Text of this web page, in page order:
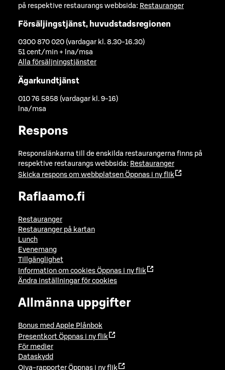
på respektive restaurangs webbsida: Restauranger
Försäljingstjänst, huvudstadsregionen
0300 870 020 (vardagar kl. 8.30-16.30)
51 cent/min + lna/msa
Alla försäljningstjänster
Ägarkundtjänst
010 76 5858 (vardagar kl. 9-16)
lna/msa
Respons
Responslänkarna till de enskilda restaurangerna finns på
respektive restaurangs webbsida: Restauranger
Skicka respons om webbplatsen Öppnas i ny flik
Raflaamo.fi
Restauranger
Restauranger på kartan
Lunch
Evenemang
Tillgänglighet
Information om cookies Öppnas i ny flik
Ändra inställningar för cookies
Allmänna uppgifter
Bonus med Apple Plånbok
Presentkort Öppnas i ny flik
För medier
Dataskydd
Oiva-rapporter Öppnas i ny flik